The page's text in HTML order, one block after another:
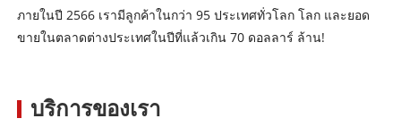
ภายในปี 2566 เรามีลูกค้าในกว่า 95 ประเทศทั่วโลก โลก และยอด
ขายในตลาดต่างประเทศในปีที่แล้วเกิน 70 ดอลลาร์ ล้าน!
บริการของเรา